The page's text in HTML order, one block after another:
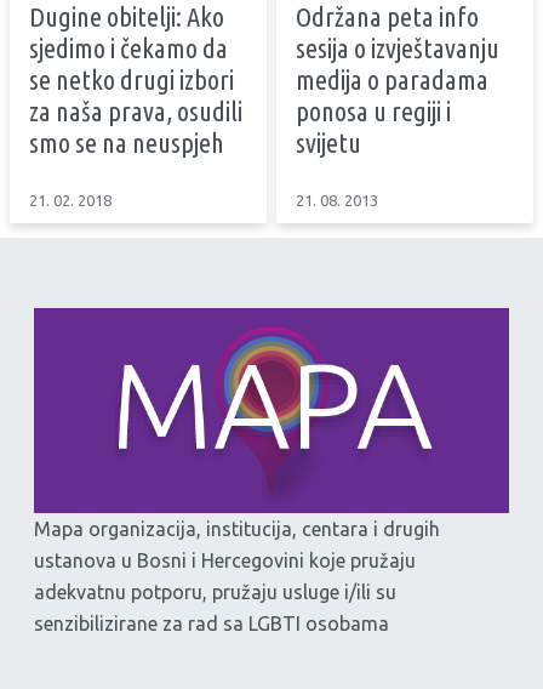
Dugine obitelji: Ako
sjedimo i čekamo da
se netko drugi izbori
za naša prava, osudili
smo se na neuspjeh
21. 02. 2018
Održana peta info
sesija o izvještavanju
medija o paradama
ponosa u regiji i
svijetu
21. 08. 2013
Mapa organizacija, institucija, centara i drugih
ustanova u Bosni i Hercegovini koje pružaju
adekvatnu potporu, pružaju usluge i/ili su
senzibilizirane za rad sa LGBTI osobama